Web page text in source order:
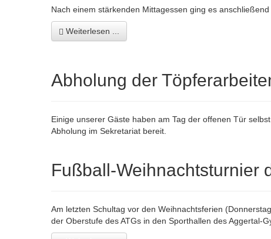
Nach einem stärkenden Mittagessen ging es
Weiterlesen ...
Abholung der
Einige unserer Gäste haben am Tag der offenen Tür
Abholung im Sekretariat bereit.
Fußball-Weihnachtsturnier
Am letzten Schultag vor den Weihnachtsferien
der Oberstufe des ATGs in den Sporthallen des Aggertal-